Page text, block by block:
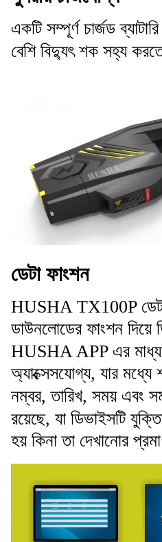
একটি সম্পূর্ণ চার্জড
বেশি বিদ্যুৎ শক সহ্য
ডেটা ফাংশন
HUSHA TX100P ডেটা
ডাউনলোডের ফাংশন দিয়ে
HUSHA APP এর
অ্যাক্সেসযোগ্য, যার মধ্যে
নম্বর, তারিখ, সময় এবং
রয়েছে, যা ডিভাইসটি
হয় কিনা তা দেখানোর